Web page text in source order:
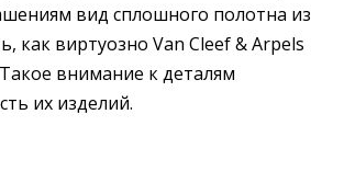
вид сплошного полотна из
как виртуозно Van Cleef & Arpels
внимание к деталям
их изделий.